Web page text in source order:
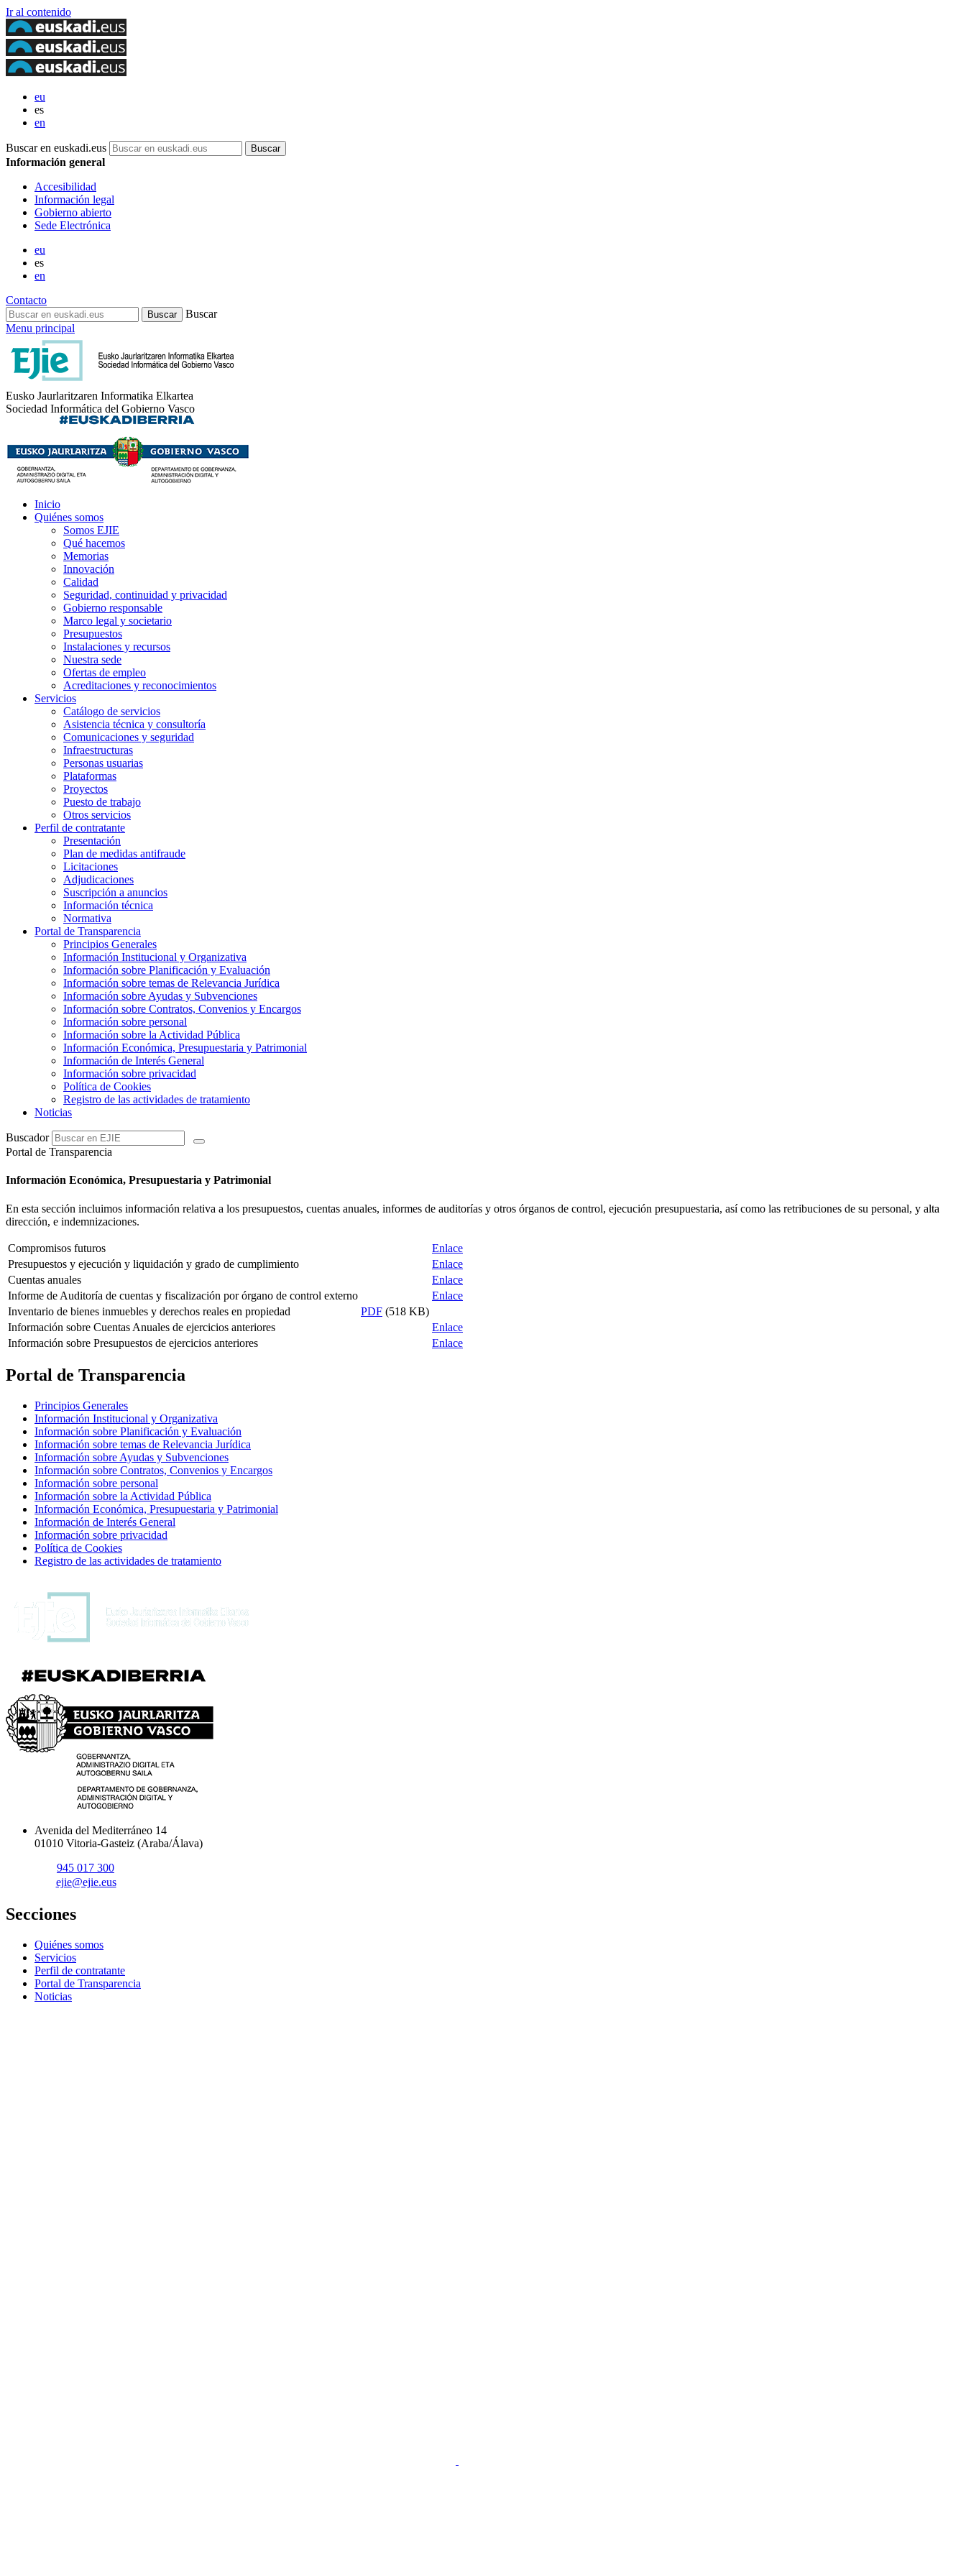
Ir al contenido
eu
es
en
Buscar en euskadi.eus
Información general
Accesibilidad
Información legal
Gobierno abierto
Sede Electrónica
eu
es
en
Contacto
Buscar
Menu principal
Eusko Jaurlaritzaren Informatika Elkartea
Sociedad Informática del Gobierno Vasco
Inicio
Quiénes somos
Somos EJIE
Qué hacemos
Memorias
Innovación
Calidad
Seguridad, continuidad y privacidad
Gobierno responsable
Marco legal y societario
Presupuestos
Instalaciones y recursos
Nuestra sede
Ofertas de empleo
Acreditaciones y reconocimientos
Servicios
Catálogo de servicios
Asistencia técnica y consultoría
Comunicaciones y seguridad
Infraestructuras
Personas usuarias
Plataformas
Proyectos
Puesto de trabajo
Otros servicios
Perfil de contratante
Presentación
Plan de medidas antifraude
Licitaciones
Adjudicaciones
Suscripción a anuncios
Información técnica
Normativa
Portal de Transparencia
Principios Generales
Información Institucional y Organizativa
Información sobre Planificación y Evaluación
Información sobre temas de Relevancia Jurídica
Información sobre Ayudas y Subvenciones
Información sobre Contratos, Convenios y Encargos
Información sobre personal
Información sobre la Actividad Pública
Información Económica, Presupuestaria y Patrimonial
Información de Interés General
Información sobre privacidad
Política de Cookies
Registro de las actividades de tratamiento
Noticias
Buscador
Portal de Transparencia
Información Económica, Presupuestaria y Patrimonial
En esta sección incluimos información relativa a los presupuestos, cuentas anuales, informes de auditorías y otros órganos de control, ejecución presupuestaria, así como las retribuciones de su personal, y alta
dirección, e indemnizaciones.
Compromisos futuros
Enlace
Presupuestos y ejecución y liquidación y grado de cumplimiento
Enlace
Cuentas anuales
Enlace
Informe de Auditoría de cuentas y fiscalización por órgano de control externo
Enlace
Inventario de bienes inmuebles y derechos reales en propiedad
PDF (518 KB)
Información sobre Cuentas Anuales de ejercicios anteriores
Enlace
Información sobre Presupuestos de ejercicios anteriores
Enlace
Portal de Transparencia
Principios Generales
Información Institucional y Organizativa
Información sobre Planificación y Evaluación
Información sobre temas de Relevancia Jurídica
Información sobre Ayudas y Subvenciones
Información sobre Contratos, Convenios y Encargos
Información sobre personal
Información sobre la Actividad Pública
Información Económica, Presupuestaria y Patrimonial
Información de Interés General
Información sobre privacidad
Política de Cookies
Registro de las actividades de tratamiento
Avenida del Mediterráneo 14
01010 Vitoria-Gasteiz (Araba/Álava)
945 017 300
ejie@ejie.eus
Secciones
Quiénes somos
Servicios
Perfil de contratante
Portal de Transparencia
Noticias